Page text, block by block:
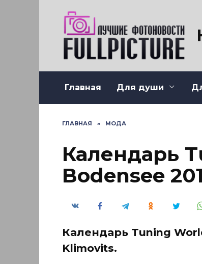
Главная Для души
ГЛАВНАЯ » МОДА
Календарь
Bodensee
Календарь Tuning
Klimovits.